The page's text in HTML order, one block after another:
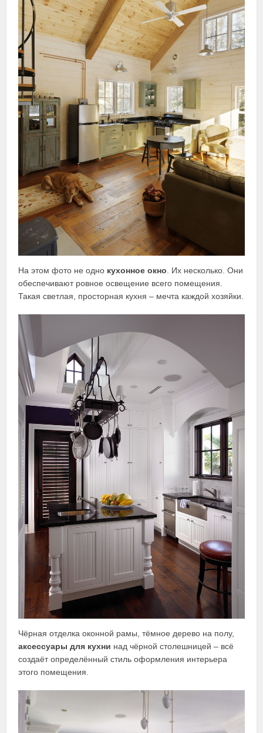
На этом фото не одно кухонное окно. Их несколько. Они
обеспечивают ровное освещение всего помещения.
Такая светлая, просторная кухня – мечта каждой хозяйки.
Чёрная отделка оконной рамы, тёмное дерево на полу,
аксессуары для кухни над чёрной столешницей – всё
создаёт определённый стиль оформления интерьера
этого помещения.